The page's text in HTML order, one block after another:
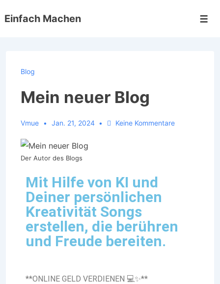
Einfach Machen
Blog
Mein neuer Blog
Vmue Jan. 21, 2024 Keine Kommentare
Der Autor des Blogs
Mit Hilfe von KI und
Deiner persönlichen
Kreativität Songs
erstellen, die berühren
und Freude bereiten.
**ONLINE GELD VERDIENEN 💻✨**